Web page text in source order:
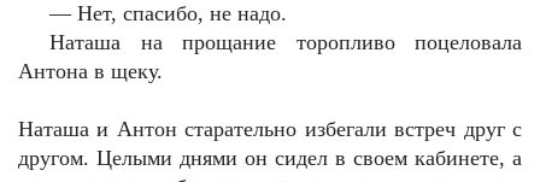
—Нет, спасибо, не надо.
Наташа на прощание торопливо поцеловала
Антона в щеку.
Наташа и Антон старательно избегали встреч друг с
другом. Целыми днями он сидел в своем кабинете, а